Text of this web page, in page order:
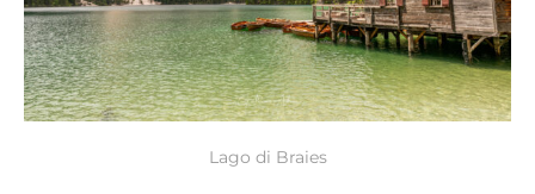
Lago di Braies